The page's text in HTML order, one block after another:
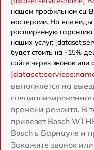
нашем профильном сц
мастерами. На все виды
расширенную гарантию
наших услуг.
будет стоить на -15%
сайте через звонок или
выполняется на
времени ремонта. В
привезет Bosch
Bosch в Барнауле и
Закажите звонок